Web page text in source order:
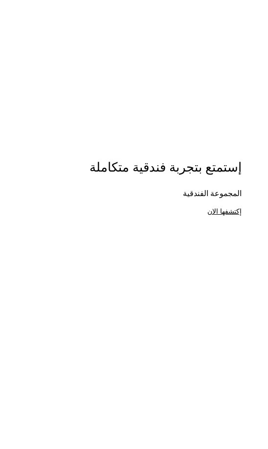
إستمتع بتجربة فندقية متكاملة
المجموعة الفندقية
إكتشفها الان